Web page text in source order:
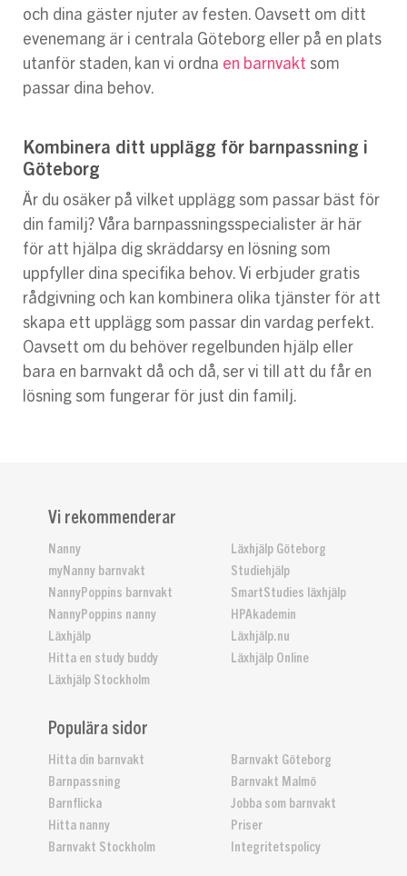
och dina gäster njuter av festen. Oavsett om ditt
evenemang är i centrala Göteborg eller på en plats
utanför staden, kan vi ordna en barnvakt som
passar dina behov.
Kombinera ditt upplägg för barnpassning i
Göteborg
Är du osäker på vilket upplägg som passar bäst för
din familj? Våra barnpassningsspecialister är här
för att hjälpa dig skräddarsy en lösning som
uppfyller dina specifika behov. Vi erbjuder gratis
rådgivning och kan kombinera olika tjänster för att
skapa ett upplägg som passar din vardag perfekt.
Oavsett om du behöver regelbunden hjälp eller
bara en barnvakt då och då, ser vi till att du får en
lösning som fungerar för just din familj.
Vi rekommenderar
Nanny
myNanny barnvakt
NannyPoppins barnvakt
NannyPoppins nanny
Läxhjälp
Hitta en study buddy
Läxhjälp Stockholm
Läxhjälp Göteborg
Studiehjälp
SmartStudies läxhjälp
HPAkademin
Läxhjälp.nu
Läxhjälp Online
Populära sidor
Hitta din barnvakt
Barnpassning
Barnflicka
Hitta nanny
Barnvakt Stockholm
Barnvakt Göteborg
Barnvakt Malmö
Jobba som barnvakt
Priser
Integritetspolicy